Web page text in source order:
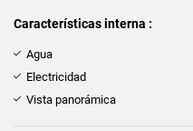
Características interna :
Agua
Electricidad
Vista panorámica